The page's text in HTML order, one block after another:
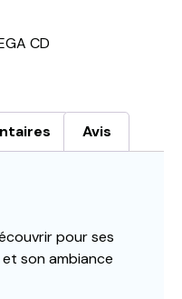
CD
Avis
pour ses
son ambiance